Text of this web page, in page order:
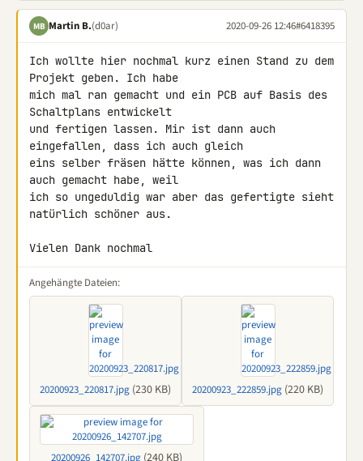
MB Martin B.(d0ar) 2020-09-26 12:46#6418395
Ich wollte hier nochmal kurz einen Stand zu dem
Projekt geben. Ich habe
mich mal ran gemacht und ein PCB auf Basis des
Schaltplans entwickelt
und fertigen lassen. Mir ist dann auch
eingefallen, dass ich auch gleich
eins selber fräsen hätte können, was ich dann
auch gemacht habe, weil
ich so ungeduldig war aber das gefertigte sieht
natürlich schöner aus.
Vielen Dank nochmal
Angehängte Dateien:
20200923_220817.jpg (230 KB) 20200923_222859.jpg (220 KB)
20200926_142707.jpg (240 KB)